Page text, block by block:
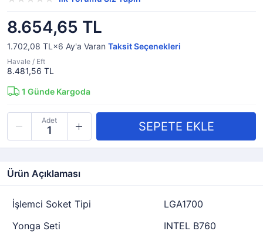
8.654,65 TL
1.702,08 TL×6 Ay'a Varan Taksit Seçenekleri
Havale / Eft
8.481,56 TL
1 Günde Kargoda
Adet
Ürün Açıklaması
İşlemci Soket Tipi
LGA1700
Yonga Seti
INTEL B760